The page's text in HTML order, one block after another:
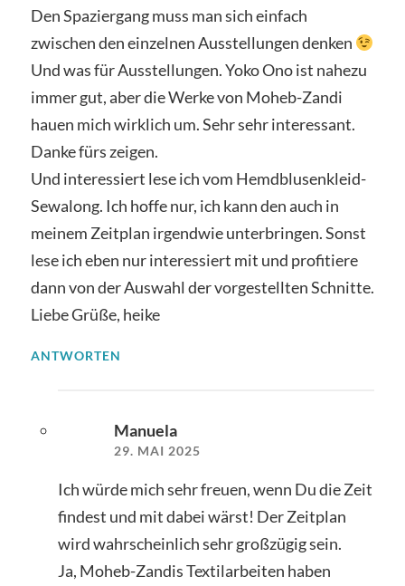
Den Spaziergang muss man sich einfach
zwischen den einzelnen Ausstellungen denken
Und was für Ausstellungen. Yoko Ono ist nahezu
immer gut, aber die Werke von Moheb-Zandi
hauen mich wirklich um. Sehr sehr interessant.
Danke fürs zeigen.
Und interessiert lese ich vom Hemdblusenkleid-
Sewalong. Ich hoffe nur, ich kann den auch in
meinem Zeitplan irgendwie unterbringen. Sonst
lese ich eben nur interessiert mit und profitiere
dann von der Auswahl der vorgestellten Schnitte.
Liebe Grüße, heike
ANTWORTEN
Manuela
29. MAI 2025
Ich würde mich sehr freuen, wenn Du die Zeit
findest und mit dabei wärst! Der Zeitplan
wird wahrscheinlich sehr großzügig sein.
Ja, Moheb-Zandis Textilarbeiten haben